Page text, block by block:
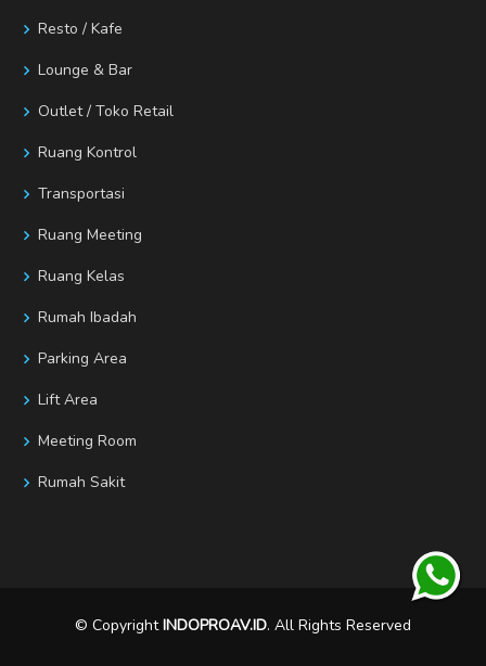
Resto / Kafe
Lounge & Bar
Outlet / Toko Retail
Ruang Kontrol
Transportasi
Ruang Meeting
Ruang Kelas
Rumah Ibadah
Parking Area
Lift Area
Meeting Room
Rumah Sakit
© CopyrightINDOPROAV.ID. All Rights Reserved